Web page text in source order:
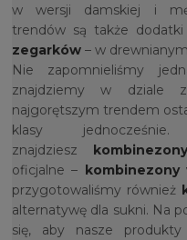
w wersji damskiej i
trendów są także
zegarków – w
Nie zapomnieliśmy
znajdziemy w dziale
najgorętszym trendem
klasy
znajdziesz
oficjalne – kombinezony
przygotowaliśmy również
alternatywę dla sukni. Na
się, aby nasze